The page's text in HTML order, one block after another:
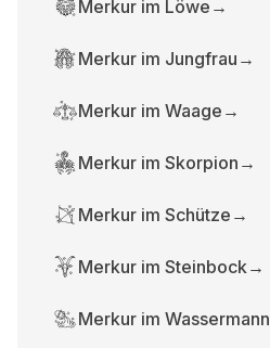
Merkur im Löwe →
Merkur im Jungfrau →
Merkur im Waage →
Merkur im Skorpion →
Merkur im Schütze →
Merkur im Steinbock→
Merkur im Wassermann